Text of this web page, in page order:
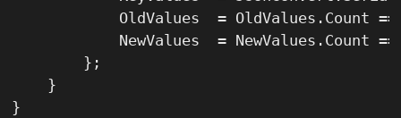
OldValues  = OldValues.Count
NewValues  = NewValues.Count
        };
    }
}